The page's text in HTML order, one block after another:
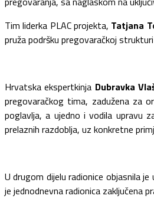
Tim liderka PLAC projekta, Tatjana
pruža podršku pregovaračkoj
Hrvatska ekspertkinja Dubravka
pregovaračkog tima, zadužena za
poglavlja, a ujedno i vodila upravu
prelaznih razdoblja, uz konkretne
U drugom dijelu radionice objasnila
je jednodnevna radionica zaključena